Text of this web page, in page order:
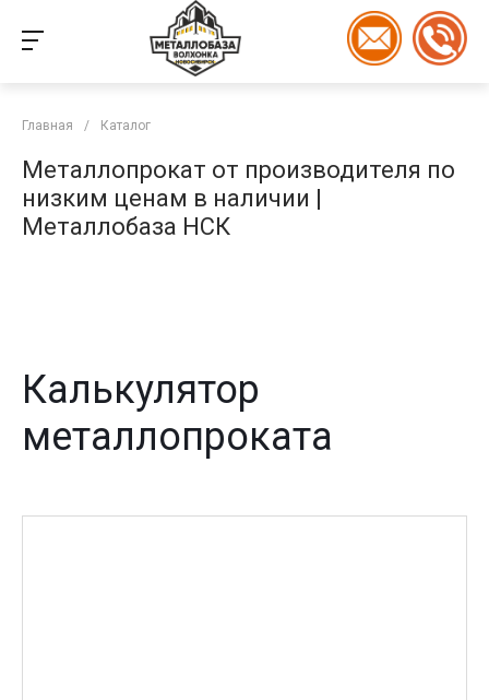
Главная / Каталог
Металлопрокат от производителя по
низким ценам в наличии |
Металлобаза НСК
Калькулятор
металлопроката